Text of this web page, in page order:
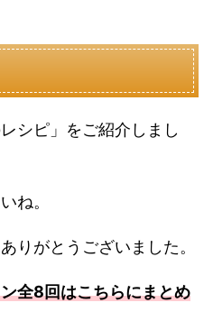
シピ」をご紹介しまし
ね。
りがとうございました。
全8回はこちらにまとめ